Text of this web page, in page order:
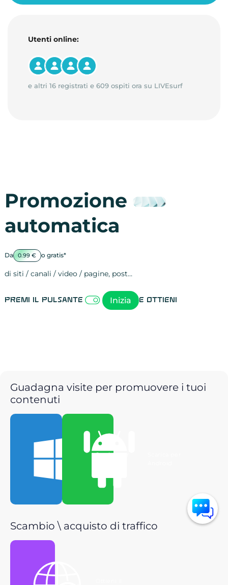
Utenti online:
e altri 16 registrati e 609 ospiti ora su LIVEsurf
Promozione
automatica
Da 0.99 € o gratis*
di siti / canali / video / pagine, post…
Premi il pulsante Inizia e ottieni
Guadagna visite per promuovere i tuoi
contenuti
Scarica per
Scambio \ acquisto di traffico